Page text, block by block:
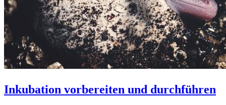
Inkubation vorbereiten und durchführen